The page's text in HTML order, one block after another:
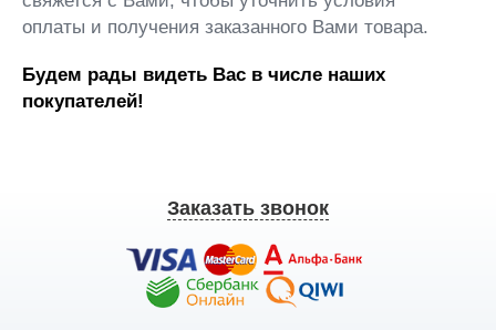
оплаты и получения заказанного Вами товара.
Будем рады видеть Вас в числе наших
покупателей!
Заказать звонок